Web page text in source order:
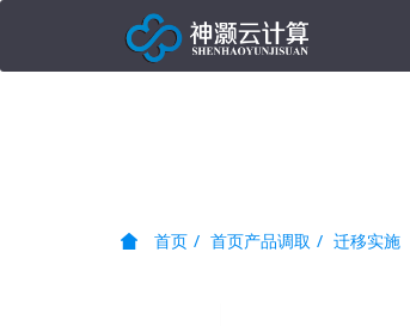
首页 首页产品调取 迁移实施